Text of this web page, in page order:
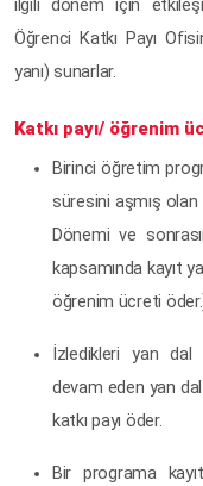
ilgili dönem için
Öğrenci Katkı Payı
yanı) sunarlar.
Katkı payı/ öğrenim
Birinci öğretim
süresini aşmış olan
Dönemi ve
kapsamında kayıt
öğrenim ücreti
İzledikleri yan dal
devam eden yan
katkı payı öder.
Bir programa